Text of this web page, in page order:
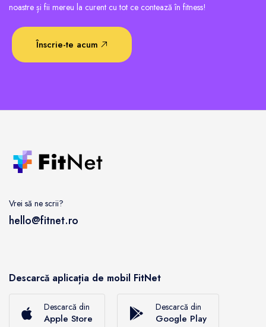
noastre și fii mereu la curent cu tot ce contează în fitness!
Înscrie-te acum
Vrei să ne scrii?
hello@fitnet.ro
Descarcă aplicația de mobil FitNet
Descarcă din
Apple Store
Descarcă din
Google Play